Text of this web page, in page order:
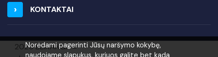
Norėdami pagerinti Jūsų naršymo kokybę,
naudojame slapukus, kuriuos galite bet kada
KONTAKTAI
2026 ELIRANGA =